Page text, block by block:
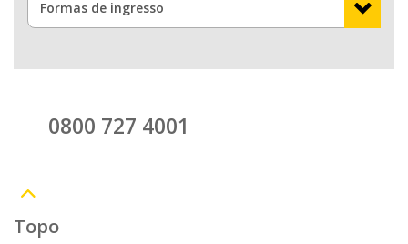
0800 727 4001
Topo